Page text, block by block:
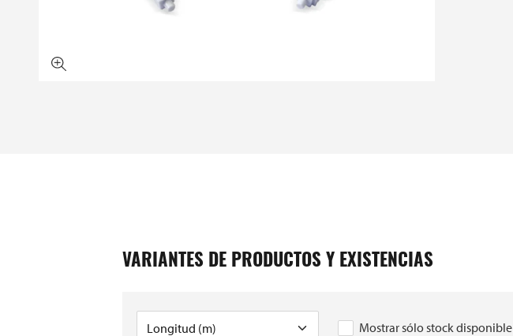
VARIANTES DE PRODUCTOS Y EXISTENCIAS
Mostrar sólo stock disponible